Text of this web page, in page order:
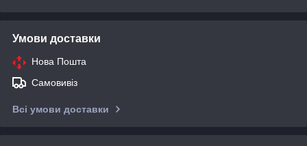
Умови доставки
Нова Пошта
Самовивіз
Всі умови доставки